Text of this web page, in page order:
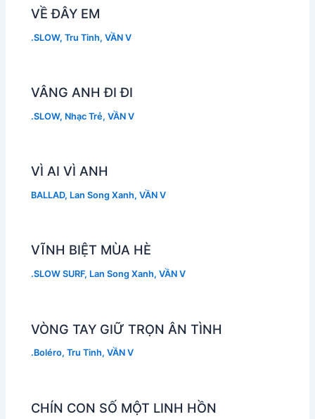
VỀ ĐÂY EM
.SLOW,Tru Tinh,VẦN V
VÂNG ANH ĐI ĐI
.SLOW, Nhạc Trẻ,VẦN V
VÌ AI VÌ ANH
BALLAD, Lan Song Xanh,VẦN V
VĨNH BIỆT MÙA HÈ
.SLOW SURF, Lan Song Xanh,VẦN V
VÒNG TAY GIỮ TRỌN ÂN TÌNH
.Boléro,Tru Tinh,VẦN V
CHÍN CON SỐ MỘT LINH HỒN